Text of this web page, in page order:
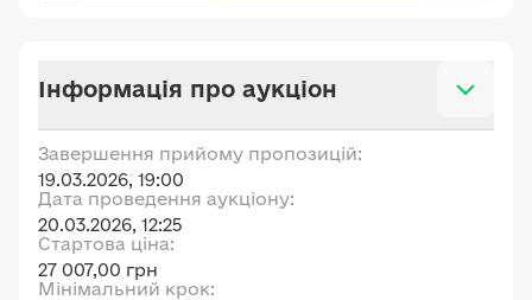
Інформація про аукціон
Завершення прийому пропозицій:
19.03.2026, 19:00
Дата проведення аукціону:
20.03.2026, 12:25
Стартова ціна:
27 007,00 грн
Мінімальний крок: